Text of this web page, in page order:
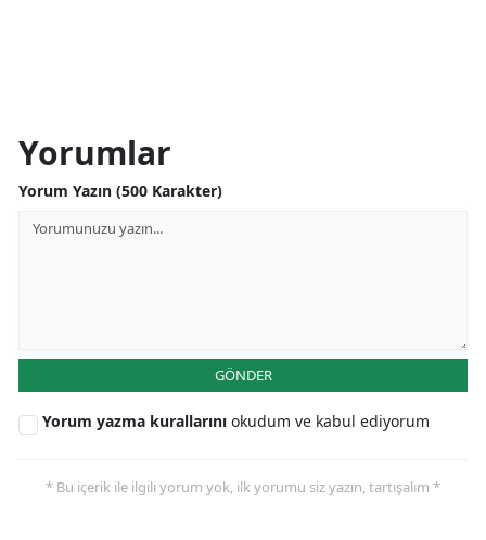
Yorumlar
Yorum Yazın (500 Karakter)
GÖNDER
Yorum yazma kurallarını okudum ve kabul ediyorum
* Bu içerik ile ilgili yorum yok, ilk yorumu siz yazın, tartışalım *